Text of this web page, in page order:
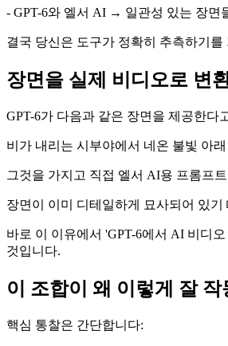
- GPT-6와 엘서 AI → 일관성 있는 장면
결국 당신은 도구가 정확히 추측하기
장면을 실제 비디오로 변
GPT-6가 다음과 같은 장면을 제공한다
비가 내리는 시부야에서 네온 불빛 아
그것을 가지고 직접 엘서 AI용 프롬프
장면이 이미 디테일하게 묘사되어 있
바로 이 이유에서 'GPT-6에서 AI 비디
것입니다.
이 조합이 왜 이렇게 잘 작
핵심 통찰은 간단합니다: